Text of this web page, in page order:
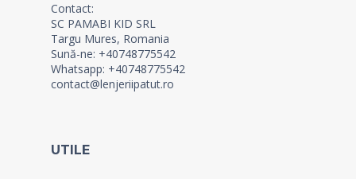
Contact:
SC PAMABI KID SRL
Targu Mures, Romania
Sună-ne: +40748775542
Whatsapp: +40748775542
contact@lenjeriipatut.ro
UTILE